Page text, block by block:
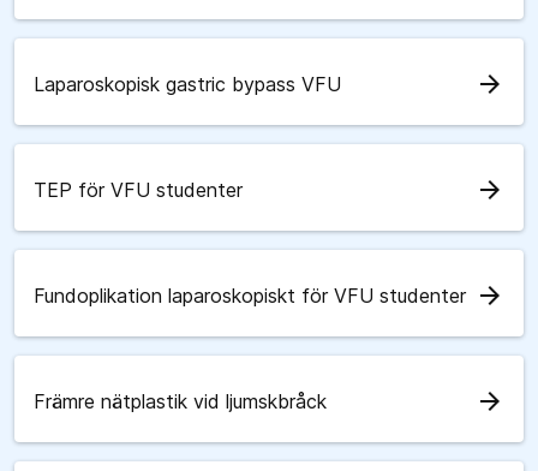
Laparoskopisk gastric bypass VFU arrow_forward
TEP för VFU studenter arrow_forward
Fundoplikation laparoskopiskt för VFU studenter arrow_forward
Främre nätplastik vid ljumskbråck arrow_forward